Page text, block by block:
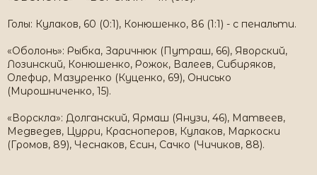
Голы: Кулаков, 60 (0:1), Конюшенко, 86 (1:1) - с пенальти.
«Оболонь»: Рыбка, Заричнюк (Путраш, 66), Яворский,
Лозинский, Конюшенко, Рожок, Валеев, Сибиряков,
Олефир, Мазуренко (Куценко, 69), Онисько
(Мирошниченко, 15).
«Ворскла»: Долганский, Ярмаш (Янузи, 46), Матвеев,
Медведев, Цурри, Красноперов, Кулаков, Маркоски
(Громов, 89), Чеснаков, Есин, Сачко (Чичиков, 88).